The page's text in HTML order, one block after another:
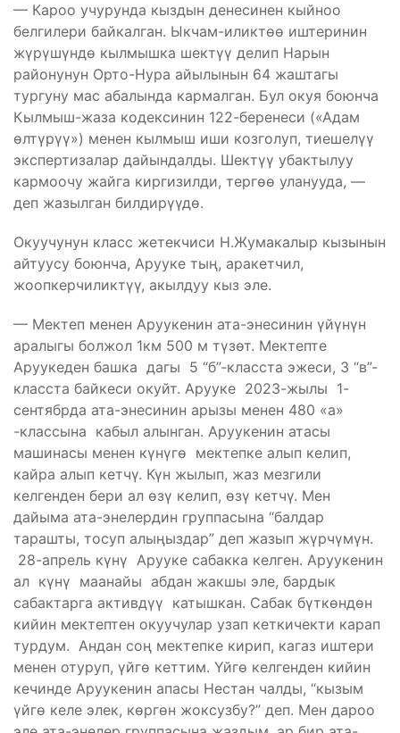
— Кароо учурунда кыздын денесинен кыйноо
белгилери байкалган. Ыкчам-иликтөө иштеринин
жүрүшүндө кылмышка шектүү делип Нарын
районунун Орто-Нура айылынын 64 жаштагы
тургуну мас абалында кармалган. Бул окуя боюнча
Кылмыш-жаза кодексинин 122-беренеси («Адам
өлтүрүү») менен кылмыш иши козголуп, тиешелүү
экспертизалар дайындалды. Шектүү убактылуу
кармоочу жайга киргизилди, тергөө уланууда, —
деп жазылган билдирүүдө.
Окуучунун класс жетекчиси Н.Жумакалыр кызынын
айтуусу боюнча, Арууке тың, аракетчил,
жоопкерчиликтүү, акылдуу кыз эле.
— Мектеп менен Аруукенин ата-энесинин үйүнүн
аралыгы болжол 1км 500 м түзөт. Мектепте
Аруукеден башка дагы 5 “б”-класста эжеси, 3 “в”-
класста байкеси окуйт. Арууке 2023-жылы 1-
сентябрда ата-энесинин арызы менен 480 «а»
-классына кабыл алынган. Аруукенин атасы
машинасы менен күнүгө мектепке алып келип,
кайра алып кетчү. Күн жылып, жаз мезгили
келгенден бери ал өзү келип, өзү кетчү. Мен
дайыма ата-энелердин группасына “балдар
тарашты, тосуп алыңыздар” деп жазып жүрчүмүн.
28-апрель күнү Арууке сабакка келген. Аруукенин
ал күнү маанайы абдан жакшы эле, бардык
сабактарга активдүү катышкан. Сабак бүткөндөн
кийин мектептен окуучулар узап кеткичекти карап
турдум. Андан соң мектепке кирип, кагаз иштери
менен отуруп, үйгө кеттим. Үйгө келгенден кийин
кечинде Аруукенин апасы Нестан чалды, “кызым
үйгө келе элек, көргөн жоксузбу?” деп. Мен дароо